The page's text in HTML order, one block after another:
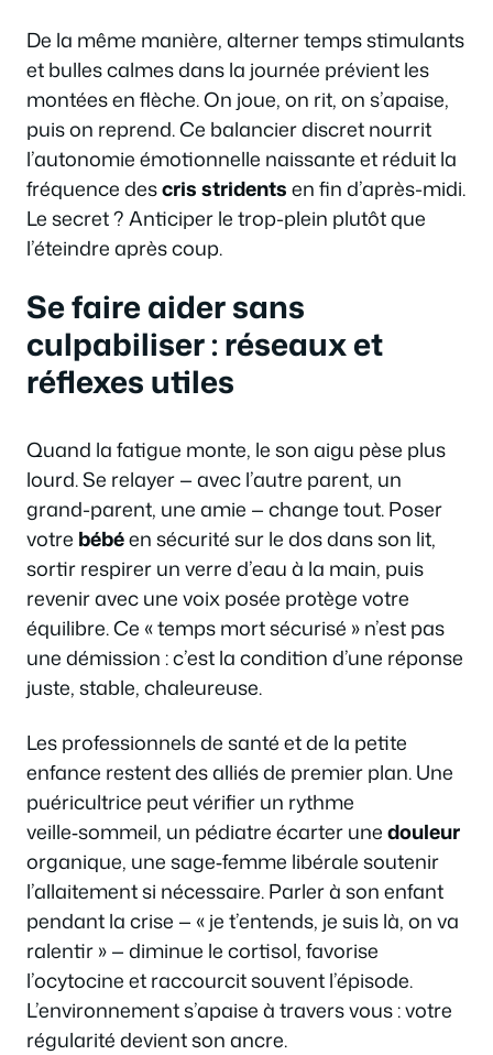
De la même manière, alterner temps stimulants
et bulles calmes dans la journée prévient les
montées en flèche. On joue, on rit, on s’apaise,
puis on reprend. Ce balancier discret nourrit
l’autonomie émotionnelle naissante et réduit la
fréquence descris stridentsen fin d’après-midi.
Le secret ? Anticiper le trop-plein plutôt que
l’éteindre après coup.
Se faire aider sans
culpabiliser : réseaux et
réflexes utiles
Quand la fatigue monte, le son aigu pèse plus
lourd. Se relayer — avec l’autre parent, un
grand-parent, une amie — change tout. Poser
votre bébéen sécurité sur le dos dans son lit,
sortir respirer un verre d’eau à la main, puis
revenir avec une voix posée protège votre
équilibre. Ce « temps mort sécurisé » n’est pas
une démission : c’est la condition d’une réponse
juste, stable, chaleureuse.
Les professionnels de santé et de la petite
enfance restent des alliés de premier plan. Une
puéricultrice peut vérifier un rythme
veille‑sommeil, un pédiatre écarter unedouleur
organique, une sage‑femme libérale soutenir
l’allaitement si nécessaire. Parler à son enfant
pendant la crise — « je t’entends, je suis là, on va
ralentir » — diminue le cortisol, favorise
l’ocytocine et raccourcit souvent l’épisode.
L’environnement s’apaise à travers vous : votre
régularité devient son ancre.